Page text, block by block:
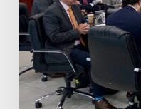
Trabajo